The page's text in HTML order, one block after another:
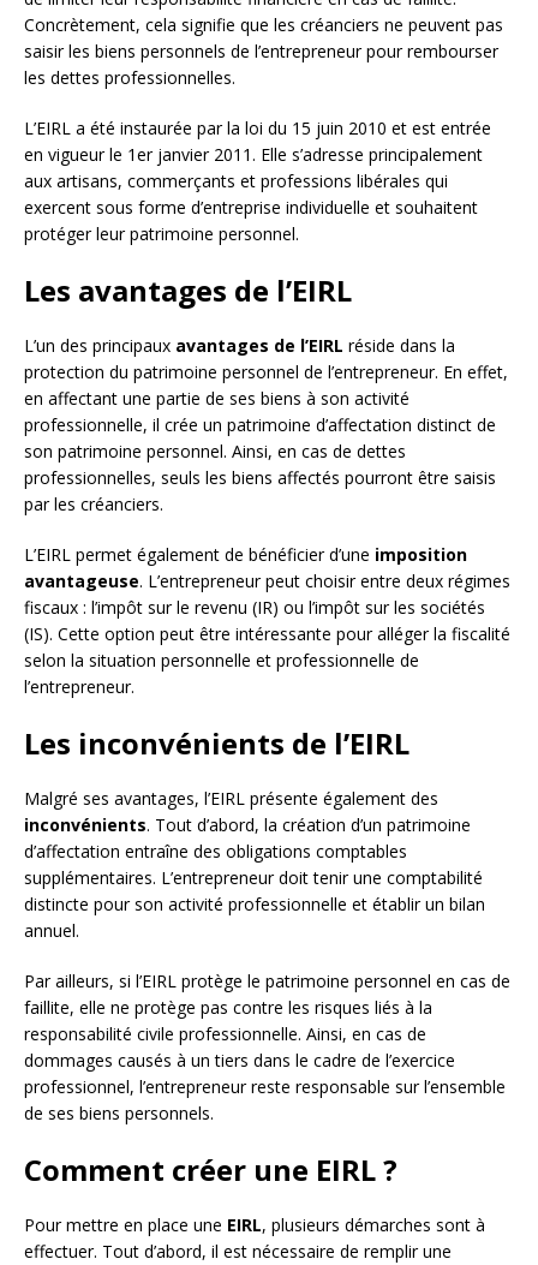
Concrètement, cela signifie que les créanciers ne peuvent pas
saisir les biens personnels de l’entrepreneur pour rembourser
les dettes professionnelles.
L’EIRL a été instaurée par la loi du 15 juin 2010 et est entrée
en vigueur le 1er janvier 2011. Elle s’adresse principalement
aux artisans, commerçants et professions libérales qui
exercent sous forme d’entreprise individuelle et souhaitent
protéger leur patrimoine personnel.
Les avantages de l’EIRL
L’un des principaux avantages de l’EIRL réside dans la
protection du patrimoine personnel de l’entrepreneur. En effet,
en affectant une partie de ses biens à son activité
professionnelle, il crée un patrimoine d’affectation distinct de
son patrimoine personnel. Ainsi, en cas de dettes
professionnelles, seuls les biens affectés pourront être saisis
par les créanciers.
L’EIRL permet également de bénéficier d’une imposition
avantageuse. L’entrepreneur peut choisir entre deux régimes
fiscaux : l’impôt sur le revenu (IR) ou l’impôt sur les sociétés
(IS). Cette option peut être intéressante pour alléger la fiscalité
selon la situation personnelle et professionnelle de
l’entrepreneur.
Les inconvénients de l’EIRL
Malgré ses avantages, l’EIRL présente également des
inconvénients. Tout d’abord, la création d’un patrimoine
d’affectation entraîne des obligations comptables
supplémentaires. L’entrepreneur doit tenir une comptabilité
distincte pour son activité professionnelle et établir un bilan
annuel.
Par ailleurs, si l’EIRL protège le patrimoine personnel en cas de
faillite, elle ne protège pas contre les risques liés à la
responsabilité civile professionnelle. Ainsi, en cas de
dommages causés à un tiers dans le cadre de l’exercice
professionnel, l’entrepreneur reste responsable sur l’ensemble
de ses biens personnels.
Comment créer une EIRL ?
Pour mettre en place une EIRL, plusieurs démarches sont à
effectuer. Tout d’abord, il est nécessaire de remplir une